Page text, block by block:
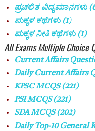
ಪ್ರಚಲಿತ ವಿದ್ಯಮಾನಗಳು
ಮಕ್ಕಳ‌ ಕಥೆಗಳು (1)
ಮಕ್ಕಳ ನೀತಿ ಕಥೆಗಳು (1)
All Exams Multiple Choice
Current Affairs
Daily Current Affairs
KPSC MCQS(221)
PSI MCQS(221)
SDA MCQS(202)
Daily Top-10 General